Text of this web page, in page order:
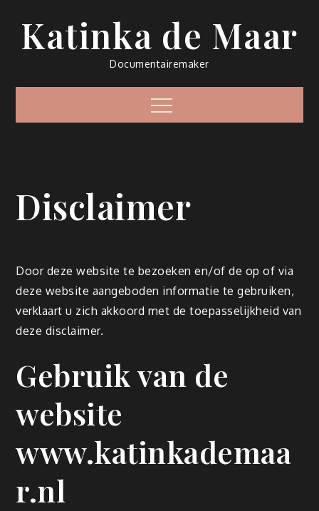
contentKatinka de Maar
Documentairemaker
Menu
Disclaimer
Door deze website te bezoeken en/of de op of via
deze website aangeboden informatie te gebruiken,
verklaart u zich akkoord met de toepasselijkheid van
deze disclaimer.
Gebruik van de
website
www.katinkademaa
r.nl